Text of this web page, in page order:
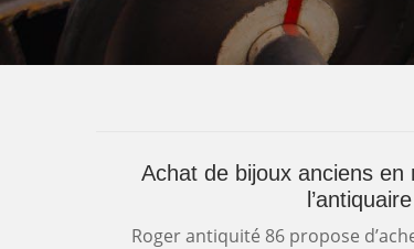
Achat de bijoux anciens
Roger antiquité 86 propose